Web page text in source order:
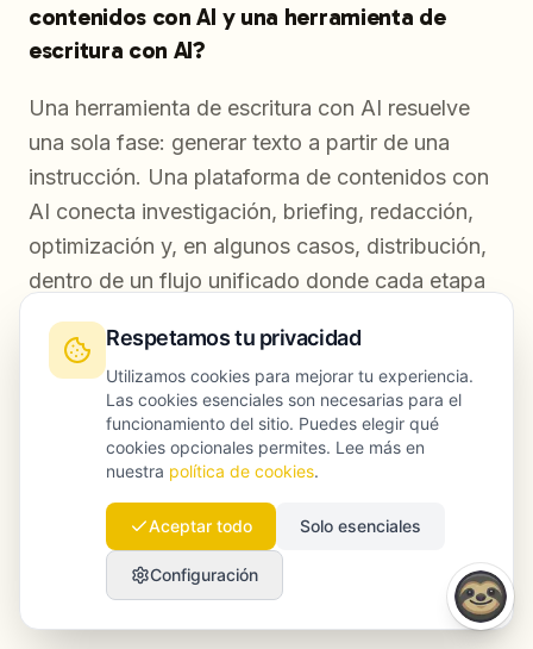
contenidos con AI y una herramienta de
escritura con AI?
Una herramienta de escritura con AI resuelve
una sola fase: generar texto a partir de una
instrucción. Una plataforma de contenidos con
AI conecta investigación, briefing, redacción,
optimización y, en algunos casos, distribución,
dentro de un flujo unificado donde cada etapa
informa a la siguiente. Este enfoque reduce
coordinación manual, conserva el contexto y
genera piezas preparadas para evaluarse a nivel
SEO sin depender de herramientas separadas
después de redactar.
¿Cuántos artículos puede producir de forma
realista un equipo pequeño con
Respetamos tu privacidad
Utilizamos cookies para mejorar tu experiencia.
Las cookies esenciales son necesarias para el
funcionamiento del sitio. Puedes elegir qué
cookies opcionales permites. Lee más en
nuestra política de cookies.
Aceptar todo Solo esenciales
Configuración